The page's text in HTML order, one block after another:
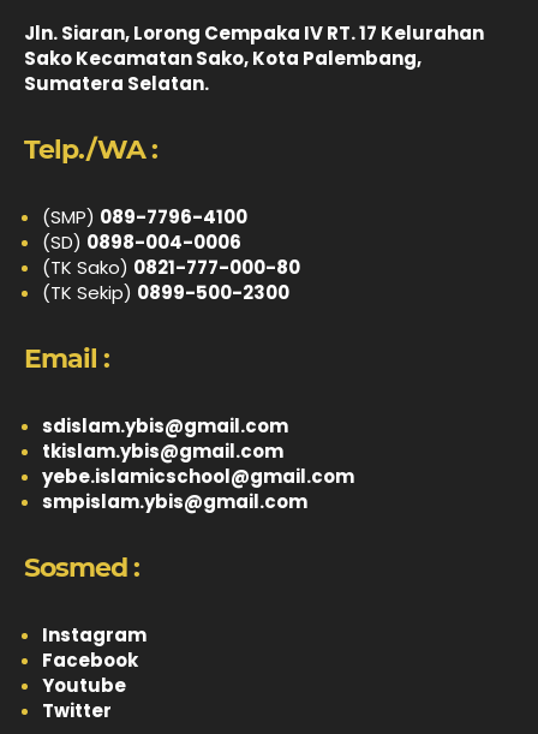
Jln. Siaran, Lorong Cempaka IV RT. 17 Kelurahan
Sako Kecamatan Sako, Kota Palembang,
Sumatera Selatan.
Telp./WA :
(SMP) 089-7796-4100
(SD) 0898-004-0006
(TK Sako) 0821-777-000-80
(TK Sekip) 0899-500-2300
Email :
sdislam.ybis@gmail.com
tkislam.ybis@gmail.com
yebe.islamicschool@gmail.com
smpislam.ybis@gmail.com
Sosmed :
Instagram
Facebook
Youtube
Twitter